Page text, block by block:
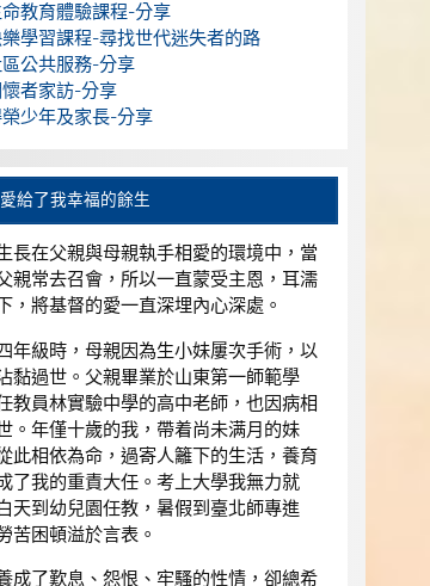
命教育體驗課程-分享
學習課程-尋找世代迷失者的路
公共服務-分享
懷者家訪-分享
少年及家長-分享
給了我幸福的餘生
長在父親與母親執手相愛的環境中，當
親常去召會，所以一直蒙受主恩，耳濡
，將基督的愛一直深埋內心深處。
年級時，母親因為生小妹屢次手術，以
黏過世。父親畢業於山東第一師範學
教員林實驗中學的高中老師，也因病相
。年僅十歲的我，帶着尚未满月的妹
此相依為命，過寄人籬下的生活，養育
了我的重責大任。考上大學我無力就
天到幼兒園任教，暑假到臺北師專進
苦困頓溢於言表。
成了歎息、怨恨、牢騷的性情，卻總希